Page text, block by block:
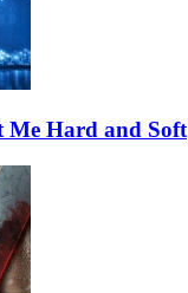
Hard and Soft